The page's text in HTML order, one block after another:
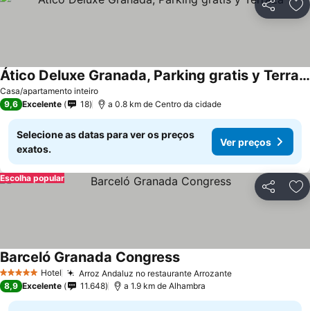
Partilhar
Casa/apartamento inteiro
Ático Deluxe Granada, Parking gratis y Terraza
9,6 Excelente 18 a 0.8 km de Centro da cidade
Selecione as datas para ver os preços
exatos.
Ver preços
Partilhar
Escolha popular
5 Estrelas Hotel Arroz Andaluz no restaurante Arrozante
Barceló Granada Congress
8,9 Excelente 11.648 a 1.9 km de Alhambra